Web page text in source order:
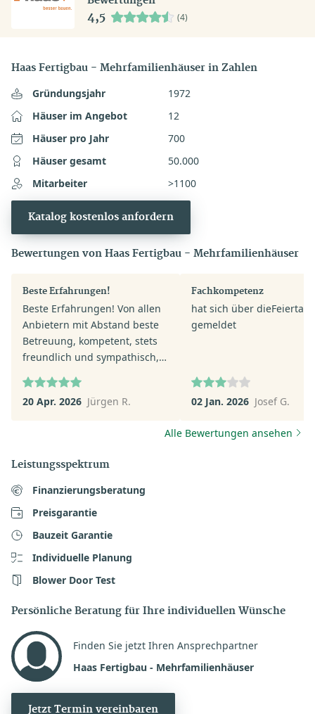
4,5 (4)
Haas Fertigbau - Mehrfamilienhäuser in Zahlen
Gründungsjahr
1972
Häuser im Angebot
12
Häuser pro Jahr
700
Häuser gesamt
50.000
Mitarbeiter
>1100
Katalog kostenlos anfordern
Bewertungen von Haas Fertigbau - Mehrfamilienhäuser
Beste Erfahrungen!
Beste Erfahrungen! Von allen
Anbietern mit Abstand beste
Betreuung, kompetent, stets
freundlich und sympathisch,
nachhaltig und weit über das
zu erwartende Engagement
hinausgehend. Dringend zu
20 Apr. 2026 Jürgen R.
Fachkompetenz
hat sich über dieFeiertage
gemeldet
02 Jan. 2026 Josef G.
Alle Bewertungen ansehen
Leistungsspektrum
Finanzierungsberatung
Preisgarantie
Bauzeit Garantie
Individuelle Planung
Blower Door Test
Persönliche Beratung für Ihre individuellen Wünsche
Finden Sie jetzt Ihren Ansprechpartner
Haas Fertigbau - Mehrfamilienhäuser
Jetzt Termin vereinbaren